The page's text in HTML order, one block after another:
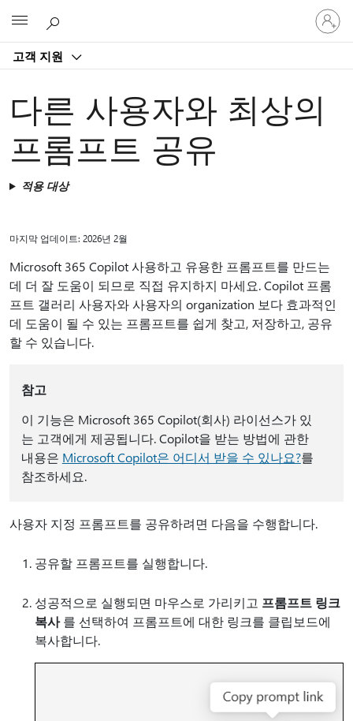
고객 지원
귀
하
계
로
그
인
다른 사용자와 최상의
프롬프트 공유
적용 대상
마지막 업데이트: 2026년 2월
Microsoft 365 Copilot 사용하고 유용한 프롬프트를 만드는
데 더 잘 도움이 되므로 직접 유지하지 마세요. Copilot 프롬
프트 갤러리 사용자와 사용자의 organization 보다 효과적인
데 도움이 될 수 있는 프롬프트를 쉽게 찾고, 저장하고, 공유
할 수 있습니다.
참고
이 기능은 Microsoft 365 Copilot(회사) 라이선스가 있
는 고객에게 제공됩니다. Copilot을 받는 방법에 관한
내용은 Microsoft Copilot은 어디서 받을 수 있나요?를
참조하세요.
사용자 지정 프롬프트를 공유하려면 다음을 수행합니다.
공유할 프롬프트를 실행합니다.
성공적으로 실행되면 마우스로 가리키고 프롬프트 링크
복사를 선택하여 프롬프트에 대한 링크를 클립보드에
복사합니다.